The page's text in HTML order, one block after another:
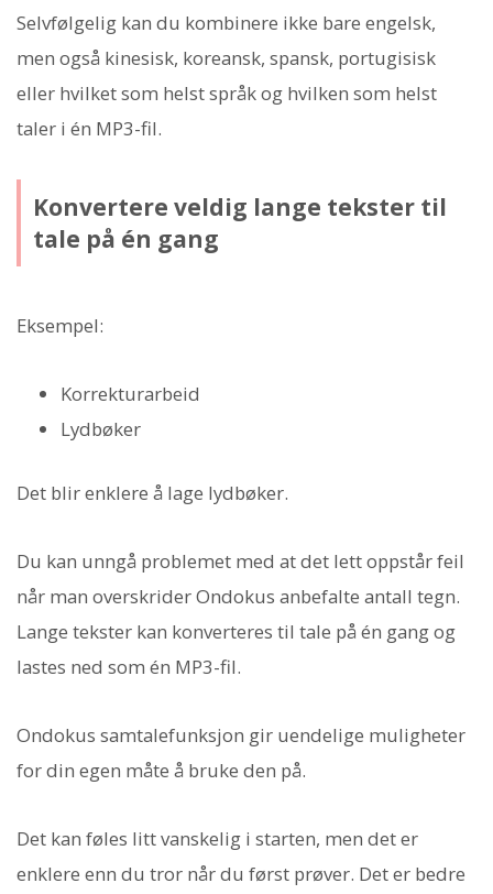
Selvfølgelig kan du kombinere ikke bare engelsk,
men også kinesisk, koreansk, spansk, portugisisk
eller hvilket som helst språk og hvilken som helst
taler i én MP3-fil.
Konvertere veldig lange tekster til
tale på én gang
Eksempel:
Korrekturarbeid
Lydbøker
Det blir enklere å lage lydbøker.
Du kan unngå problemet med at det lett oppstår feil
når man overskrider Ondokus anbefalte antall tegn.
Lange tekster kan konverteres til tale på én gang og
lastes ned som én MP3-fil.
Ondokus samtalefunksjon gir uendelige muligheter
for din egen måte å bruke den på.
Det kan føles litt vanskelig i starten, men det er
enklere enn du tror når du først prøver. Det er bedre